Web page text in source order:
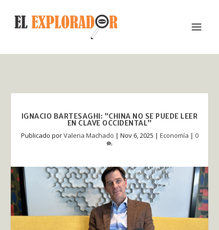
IGNACIO BARTESAGHI: “CHINA NO SE PUEDE LEER
EN CLAVE OCCIDENTAL”
Publicado porValeria Machado | Nov 6, 2025 | Economía | 0